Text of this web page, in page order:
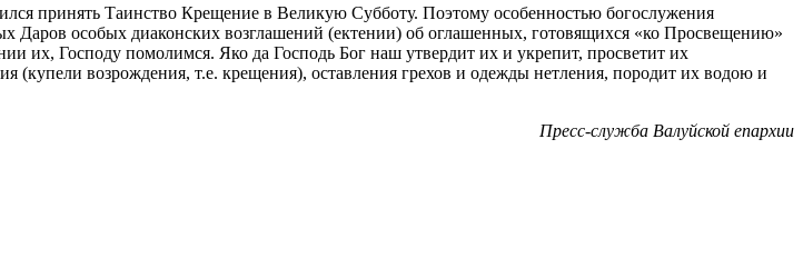
принять Таинство Крещение в Великую Субботу. Поэтому особенностью богослужения
Даров особых диаконских возглашений (ектении) об оглашенных, готовящихся «ко Просвещению»
их, Господу помолимся. Яко да Господь Бог наш утвердит их и укрепит, просветит их
(купели возрождения, т.е. крещения), оставления грехов и одежды нетления, породит их водою и
Пресс-служба Валуйской епархии